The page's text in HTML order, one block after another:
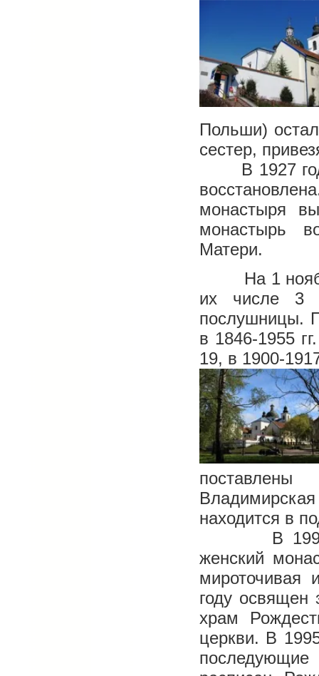
Польши)
сестер,
В 1927 году
монастыря
монастырь
Матери.
На 1 ноября
их числе 3
послушницы.
в 1846-1955
19, в 1900-
находится в
В 1992
женский
мироточивая
году освящен
храм
церкви. В